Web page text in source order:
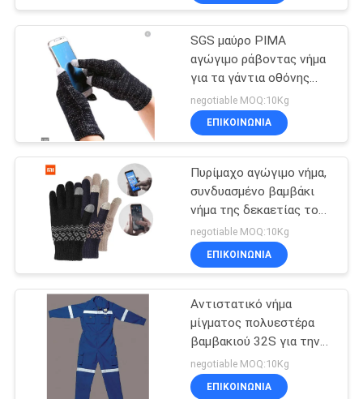
συμπυκνωμένη ίνα
μετάλλων αισθητή
Ίνα τιτανίου
αισθητή
SGS μαύρο PIMA
αγώγιμο ράβοντας νήμα
για τα γάντια οθόνης
αφής
negotiable MOQ:10Kg
ΕΠΙΚΟΙΝΩΝΙΑ
Πυρίμαχο αγώγιμο νήμα,
συνδυασμένο βαμβάκι
νήμα της δεκαετίας του
'20
negotiable MOQ:10Kg
ΕΠΙΚΟΙΝΩΝΙΑ
Αντιστατικό νήμα
μίγματος πολυεστέρα
βαμβακιού 32S για την
παραγωγή των
πουλόβερ
negotiable MOQ:10Kg
ΕΠΙΚΟΙΝΩΝΙΑ